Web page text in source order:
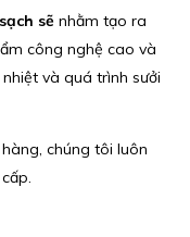
sẽ nhằm tạo ra
công nghệ cao và
và quá trình sưởi
chúng tôi luôn